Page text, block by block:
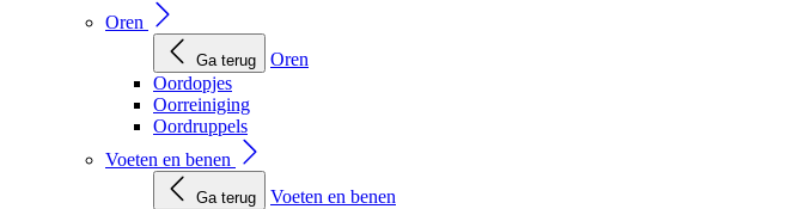
Oren
Ga terug
Oren
Oordopjes
Oorreiniging
Oordruppels
Voeten en benen
Ga terug
Voeten en benen